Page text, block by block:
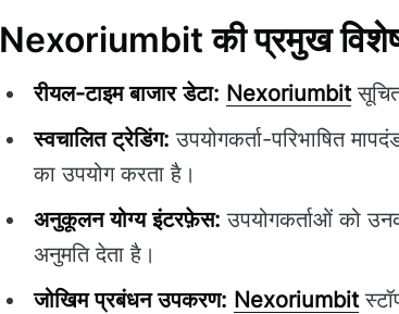
Nexoriumbit की प्रमुख
रीयल-टाइम बाजार डेटा: Nexoriumbitसूचित
स्वचालित ट्रेडिंग: उपयोगकर्ता-परिभाषित
का उपयोग करता है।
अनुकूलन योग्य इंटरफ़ेस: उपयोगकर्ताओं को
अनुमति देता है।
जोखिम प्रबंधन उपकरण: Nexoriumbit